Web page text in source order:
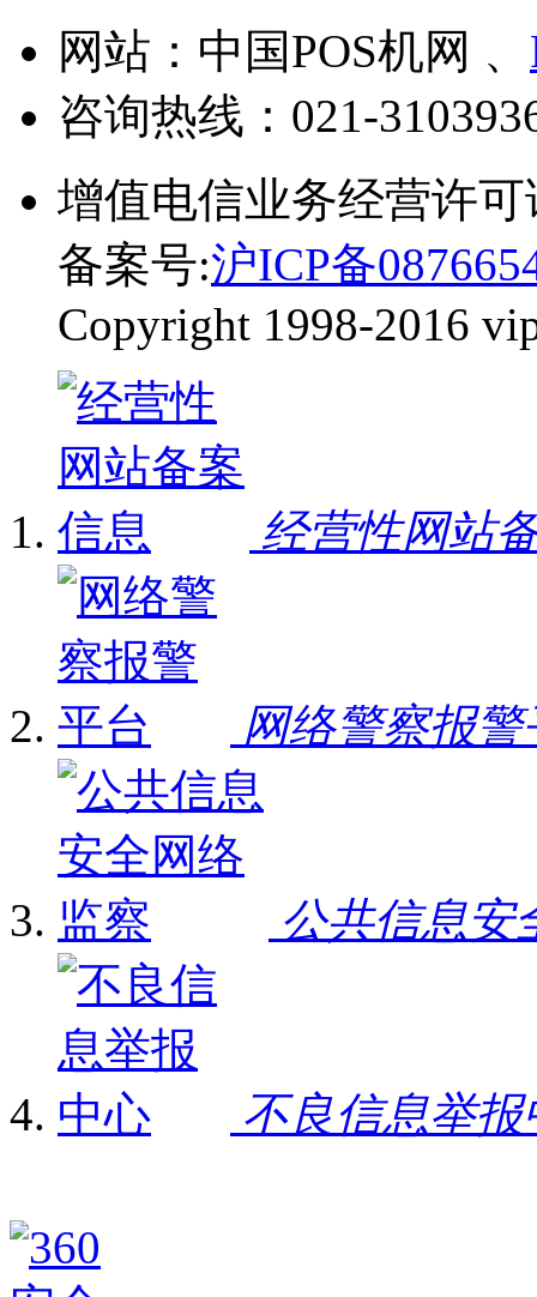
网站：中国POS机网 、
咨询热线： 021-
增值电信业务经营许可
备案号:沪ICP备
Copyright 1998-2016
经营性网站
网络警察报警
公共信息安
不良信息举报